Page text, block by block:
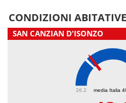
CONDIZIONI
SAN CANZIAN D'ISONZO
media Italia
26.2